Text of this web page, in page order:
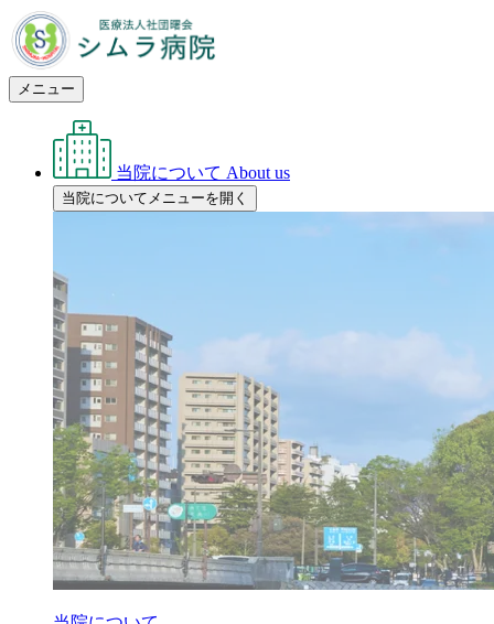
メニュー
当院について About us
当院についてメニューを開く